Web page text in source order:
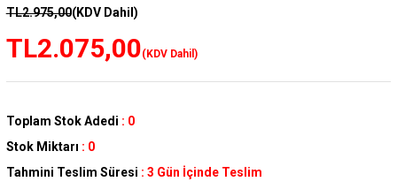
TL2.975,00(KDV Dahil)
TL2.075,00(KDV Dahil)
Toplam Stok Adedi : 0
Stok Miktarı : 0
Tahmini Teslim Süresi : 3 Gün İçinde Teslim